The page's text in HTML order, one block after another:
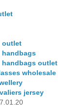
outlet
handbags outlet
wholesale
jersey